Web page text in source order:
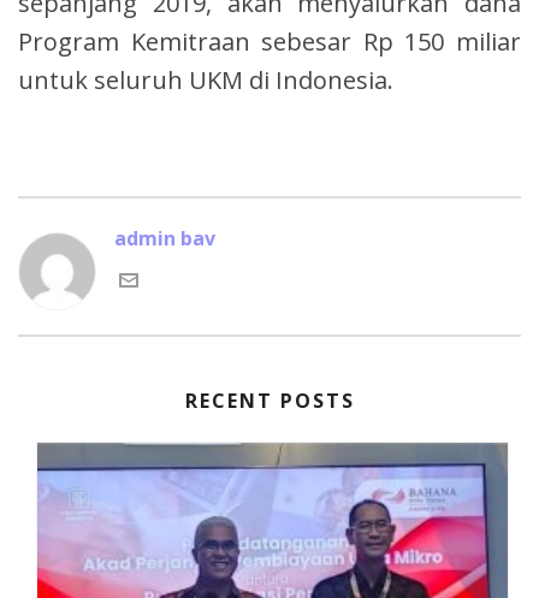
Program Kemitraan sebesar Rp 150 miliar
untuk seluruh UKM di Indonesia.
admin bav
RECENT POSTS